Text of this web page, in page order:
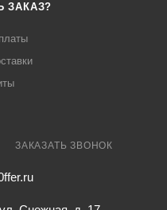
ЗАКАЗ?
ЗАКАЗАТЬ ЗВОНОК